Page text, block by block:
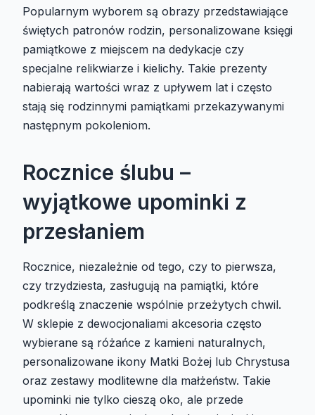
Popularnym wyborem są obrazy przedstawiające
świętych patronów rodzin, personalizowane księgi
pamiątkowe z miejscem na dedykacje czy
specjalne relikwiarze i kielichy. Takie prezenty
nabierają wartości wraz z upływem lat i często
stają się rodzinnymi pamiątkami przekazywanymi
następnym pokoleniom.
Rocznice ślubu –
wyjątkowe upominki z
przesłaniem
Rocznice, niezależnie od tego, czy to pierwsza,
czy trzydziesta, zasługują na pamiątki, które
podkreślą znaczenie wspólnie przeżytych chwil.
W sklepie z dewocjonaliami akcesoria często
wybierane są różańce z kamieni naturalnych,
personalizowane ikony Matki Bożej lub Chrystusa
oraz zestawy modlitewne dla małżeństw. Takie
upominki nie tylko cieszą oko, ale przede